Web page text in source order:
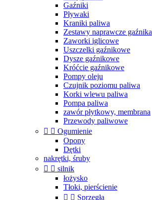
Gaźniki
Pływaki
Kraniki paliwa
Zestawy naprawcze gaźnika
Zaworki iglicowe
Uszczelki gaźnikowe
Dysze gaźnikowe
Króćcie gaźnikowe
Pompy oleju
Czujnik poziomu paliwa
Korki wlewu paliwa
Pompa paliwa
zawór płytkowy, membrana
Przewody paliwowe
  Ogumienie
Opony
Dętki
nakrętki, śruby
  silnik
łożysko
Tłoki, pierścienie
  Sprzęgła